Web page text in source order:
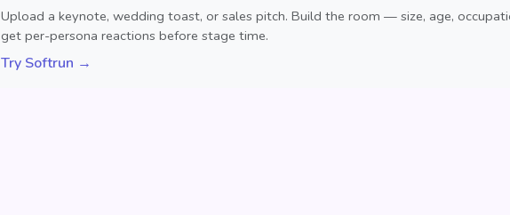
Upload a keynote, wedding toast, or sales pitch. Build the room — size, age,
get per-persona reactions before stage time.
Try Softrun →